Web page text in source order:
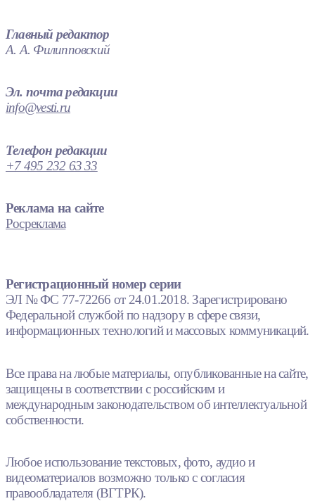
Главный редактор
А. А. Филипповский
Эл. почта редакции
info@vesti.ru
Телефон редакции
+7 495 232 63 33
Реклама на сайте
Росреклама
Регистрационный номер серии
ЭЛ № ФС 77-72266 от 24.01.2018. Зарегистрировано
Федеральной службой по надзору в сфере связи,
информационных технологий и массовых коммуникаций.
Все права на любые материалы, опубликованные на сайте,
защищены в соответствии с российским и
международным законодательством об интеллектуальной
собственности.
Любое использование текстовых, фото, аудио и
видеоматериалов возможно только с согласия
правообладателя (ВГТРК).